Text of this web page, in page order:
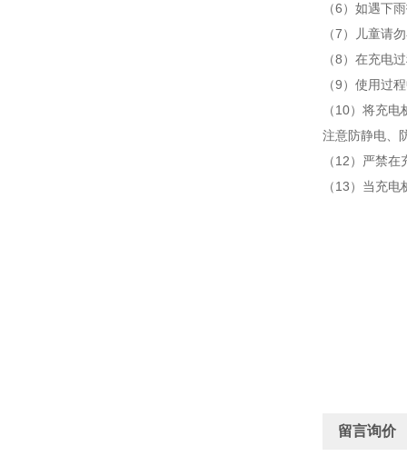
（6）如遇下
（7）儿童请
（8）在充电
（9）使用过
（10）将充
注意防静电、
（12）严禁
（13）当充
留言询价